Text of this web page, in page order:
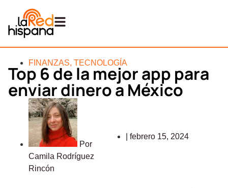
FINANZAS, TECNOLOGÍA
Top 6 de la mejor app para
enviar dinero a México
Por
Camila Rodríguez
Rincón
febrero 15, 2024